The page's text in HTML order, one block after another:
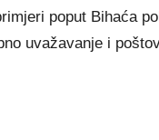
poput Bihaća
uvažavanje i